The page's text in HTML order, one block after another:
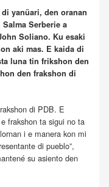
yanüari, den oranan
Serberie a
Soliano. Ku esaki
aki mas. E kaida di
luna tin frikshon den
den frakshon di
di PDB. E
frakshon ta sigui no ta
i e manera kon mi
di pueblo”,
su asiento den